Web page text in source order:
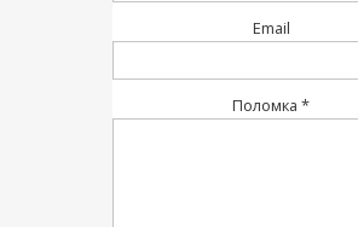
Email
Поломка *